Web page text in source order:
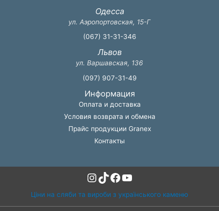
Одесса
ул. Аэропортовская, 15-Г
(067) 31-31-346
Львов
ул. Варшавская, 136
(097) 907-31-49
Информация
Оплата и доставка
Условия возврата и обмена
Прайс продукции Granex
Контакты
Instagram
TikTok
Facebook
YouTube
Ціни на сляби та вироби з українського каменю